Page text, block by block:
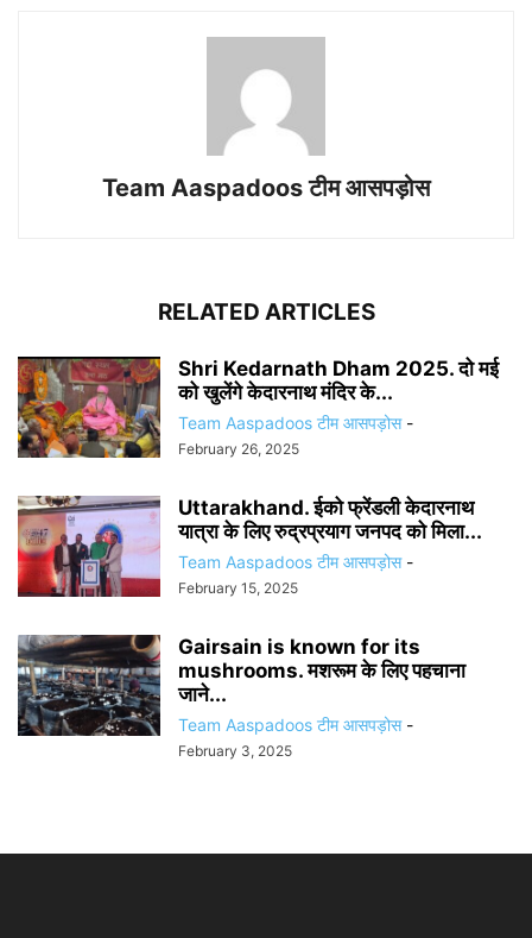
Team Aaspadoos टीम आसपड़ोस
RELATED ARTICLES
Shri Kedarnath Dham 2025. दो मई
को खुलेंगे केदारनाथ मंदिर के...
Team Aaspadoos टीम आसपड़ोस -
February 26, 2025
Uttarakhand. ईको फ्रेंडली केदारनाथ
यात्रा के लिए रुद्रप्रयाग जनपद को मिला...
Team Aaspadoos टीम आसपड़ोस -
February 15, 2025
Gairsain is known for its
mushrooms. मशरूम के लिए पहचाना
जाने...
Team Aaspadoos टीम आसपड़ोस -
February 3, 2025